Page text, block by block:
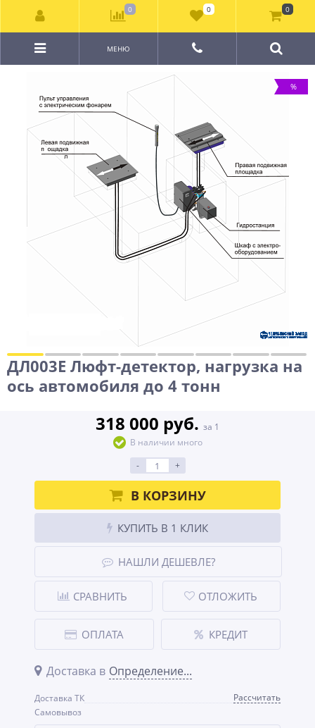
МЕНЮ
%
ДЛ003Е Люфт-детектор, нагрузка на
ось автомобиля до 4 тонн
318 000 руб. за 1
В наличии много
-
+
В КОРЗИНУ
КУПИТЬ В 1 КЛИК
НАШЛИ ДЕШЕВЛЕ?
СРАВНИТЬ ОТЛОЖИТЬ
ОПЛАТА КРЕДИТ
Доставка в Определение...
Доставка ТК
Рассчитать
Самовывоз
0 0 0